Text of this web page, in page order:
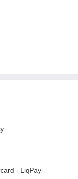
- LiqPay